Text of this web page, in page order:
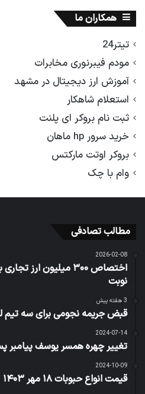
همکاران ما
تیتر24
مودم فیبرنوری مخابرات
آموزش ارز دیجیتال در مشهد
استعلام شاهکار
ثبت نام بروکر ای پلنت
خرید سرور hp ماهان
بروکر اوتت مارکتس
وام با چک
مطالب تصادفی
2026-02-08
اختصاص ۳۰۰ میلیون
نوبت
3 هفته پیش
قبض جریمه‌ نجومی برای سه تیم
2024-07-14
تغییر چهره همسر یوسف پیامبر پس از
2024-10-09
قیمت انواع حبوبات ۱۸ مهر ۱۴۰۳